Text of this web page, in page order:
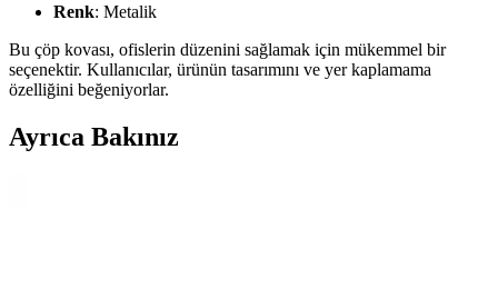
Renk: Metalik
Bu çöp kovası, ofislerin düzenini sağlamak için mükemmel bir
seçenektir. Kullanıcılar, ürünün tasarımını ve yer kaplamama
özelliğini beğeniyorlar.
Ayrıca Bakınız